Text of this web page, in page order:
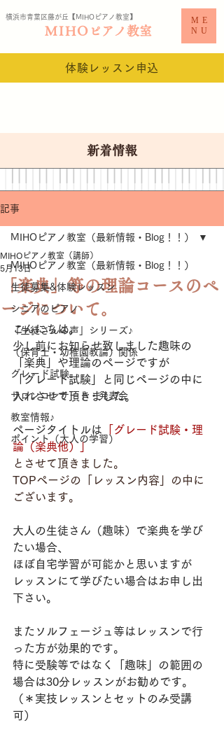
横浜市青葉区藤が丘【MIHO ピアノ教室​】
MIHO ピアノ教室
ME
NU
体験レッスン申込
新着情報
記事
MIHOピアノ教室（最新情報・Blog！！）
生徒募集&体験レッスン
シニアのピアノ
「生徒さんの声」シリーズ♪
（保育士・幼稚園教論）関係
グレード試験
サロンコンサート・発表会
教室情報♪
ポイント（大人の学習）
MIHOピアノ教室（最新情報・Blog！！）
「楽典」等の理論コースのペ
ージについて。
MIHOピアノ教室（講師）
5月13日
こんにちは。
少し前にお知らせ致しました趣味の
「楽典」や理論のページですが
「グレード試験」と同じページの中に
入れさせて頂きました。
ページタイトルは
グレード試験・理
論（楽典他）」
とさせて頂きました。
TOPページの「レッスン内容」の中に
ございます。
大人の生徒さん（趣味）で楽典を学び
たい場合、
ほぼ自宅学習が可能かと思いますが
レッスンにて学びたい場合はお申し出
下さい。
またソルフェージュ等はレッスンで行
った方が効果的です。
特に受験等ではなく「趣味」の範囲の
場合は30分レッスンがお勧めです。
（＊実技レッスンとセットのみ受講
可）